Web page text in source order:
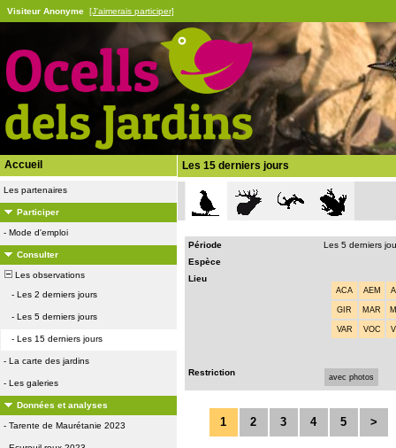
Visiteur Anonyme [J'aimerais participer]
Accueil
Les partenaires
Participer
- Mode d'emploi
Consulter
Les observations
- Les 2 derniers jours
- Les 5 derniers jours
- Les 15 derniers jours
- La carte des jardins
- Les galeries
Données et analyses
- Tarente de Maurétanie 2023
Les 15 derniers jours
Période
Les 5 derniers
Espèce
Lieu
ACA AEM
GIR MAR
VAR VOC
Restriction avec photos
1 2 3 4 5 >